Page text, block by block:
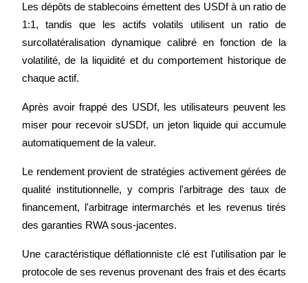
Jusqu'à 65 % de commissions !
Parrainage
Invitez un ami pour recevoir des récompenses en espèces
Les dépôts de stablecoins émettent des USDf à un ratio de
1:1, tandis que les actifs volatils utilisent un ratio de
surcollatéralisation dynamique calibré en fonction de la
volatilité, de la liquidité et du comportement historique de
chaque actif.
Après avoir frappé des USDf, les utilisateurs peuvent les
miser pour recevoir sUSDf, un jeton liquide qui accumule
automatiquement de la valeur.
Le rendement provient de stratégies activement gérées de
qualité institutionnelle, y compris l'arbitrage des taux de
financement, l'arbitrage intermarchés et les revenus tirés
des garanties RWA sous-jacentes.
Une caractéristique déflationniste clé est l'utilisation par le
protocole de ses revenus provenant des frais et des écarts